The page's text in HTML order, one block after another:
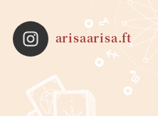
arisaarisa.ft